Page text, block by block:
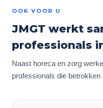
OOK VOOR U
JMGT werkt
professionals
Naast horeca en zorg
professionals die